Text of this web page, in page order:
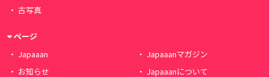
古写真
ページ
Japaaan
Japaaanマガジン
お知らせ
Japaaanについて